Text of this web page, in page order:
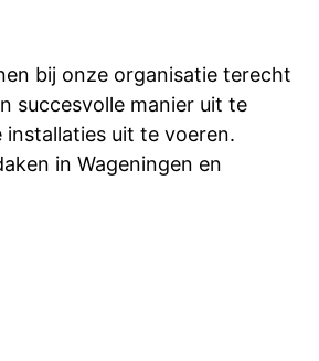
bij onze organisatie terecht
succesvolle manier uit te
uit te voeren.
in Wageningen en